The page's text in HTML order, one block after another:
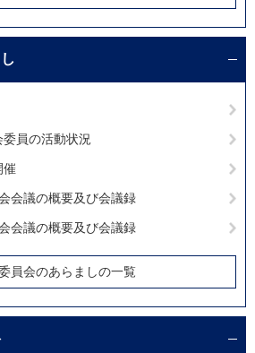
員の活動状況
催
会議の概要及び会議録
会議の概要及び会議録
員会のあらましの一覧